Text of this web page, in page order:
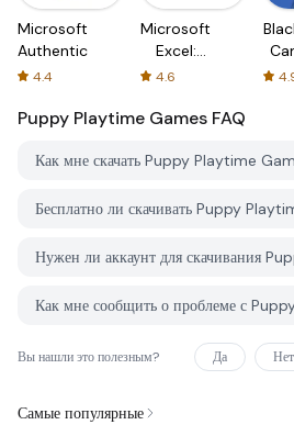
Microsoft
Authenticator
4.4
Microsoft
Excel:
Spreadsheets
4.6
Puppy Playtime Games FAQ
Как мне скачать Puppy Playtime
Вы нашли это полезным? Да Нет
Самые популярные